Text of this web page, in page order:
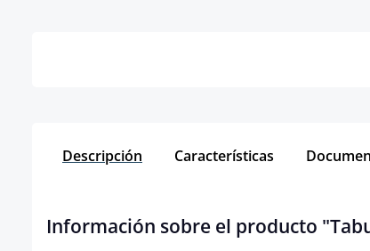
Descripción Características
Información sobre el producto